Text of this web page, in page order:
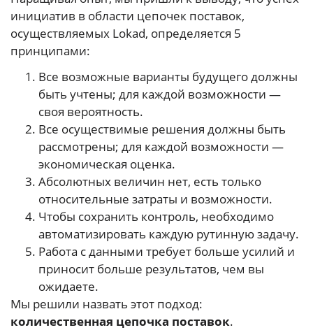
инициатив в области цепочек поставок,
осуществляемых Lokad, определяется 5
принципами:
Все возможные варианты будущего должны
быть учтены; для каждой возможности —
своя вероятность.
Все осуществимые решения должны быть
рассмотрены; для каждой возможности —
экономическая оценка.
Абсолютных величин нет, есть только
относительные затраты и возможности.
Чтобы сохранить контроль, необходимо
автоматизировать каждую рутинную задачу.
Работа с данными требует больше усилий и
приносит больше результатов, чем вы
ожидаете.
Мы решили назвать этот подход:
количественная цепочка поставок.